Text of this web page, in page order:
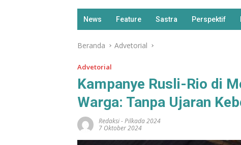
News Feature Sastra Perspektif
Beranda Advetorial
Advetorial
Kampanye Rusli-Rio di
Warga: Tanpa Ujaran
Redaksi-Pilkada 2024
7 Oktober 2024